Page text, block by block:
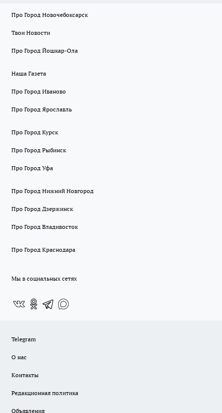
Про Город Новочебоксарск
Твои Новости
Про Город Йошкар-Ола
Наша Газета
Про Город Иваново
Про Город Ярославль
Про Город Курск
Про Город Рыбинск
Про Город Уфа
Про Город Нижний Новгород
Про Город Дзержинск
Про Город Владивосток
Про Город Краснодара
Мы в социальных сетях
Telegram
О нас
Контакты
Редакционная политика
Объявления